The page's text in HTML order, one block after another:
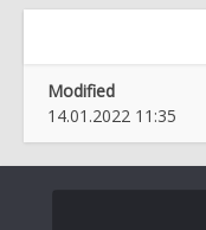
Modified
14.01.2022 11:35